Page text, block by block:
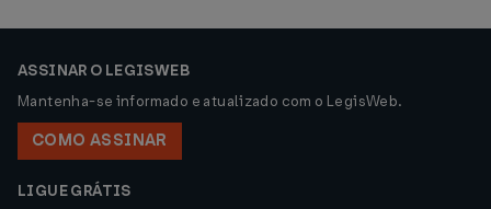
ASSINAR O LEGISWEB
Mantenha-se informado e atualizado com o LegisWeb.
COMO ASSINAR
LIGUE GRÁTIS